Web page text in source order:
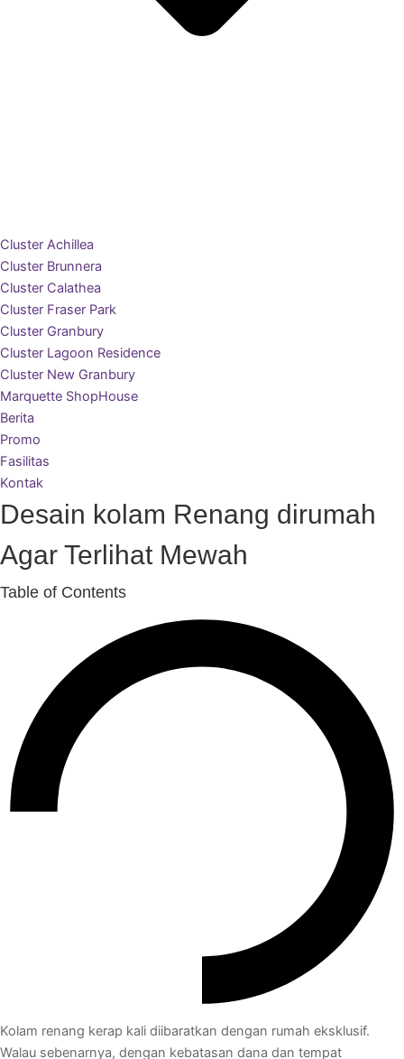
Cluster Achillea
Cluster Brunnera
Cluster Calathea
Cluster Fraser Park
Cluster Granbury
Cluster Lagoon Residence
Cluster New Granbury
Marquette ShopHouse
Berita
Promo
Fasilitas
Kontak
Desain kolam Renang dirumah
Agar Terlihat Mewah
Table of Contents
Kolam renang kerap kali diibaratkan dengan rumah eksklusif.
Walau sebenarnya, dengan kebatasan dana dan tempat